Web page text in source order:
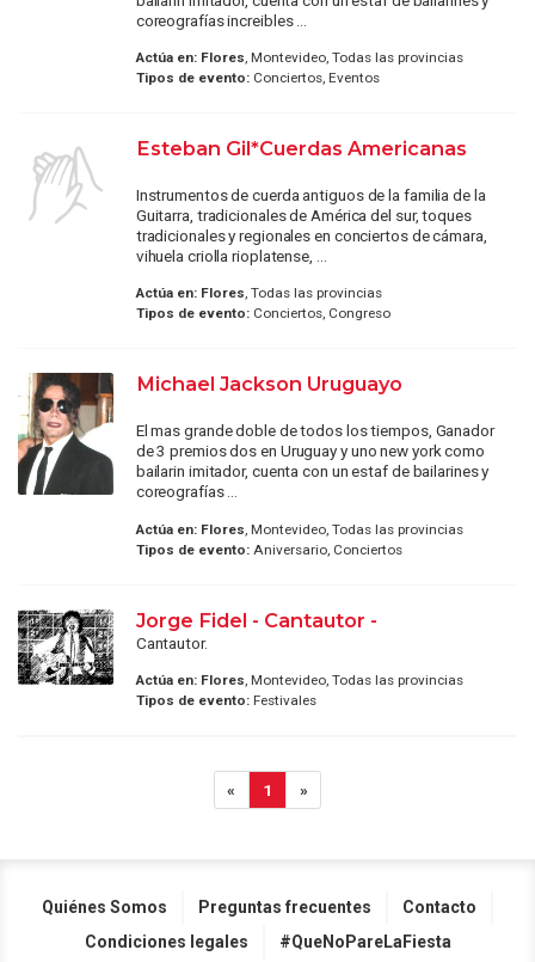
coreografías increibles ...
Actúa en: Flores, Montevideo, Todas las provincias
Tipos de evento:Conciertos, Eventos
Esteban Gil*Cuerdas Americanas
Instrumentos de cuerda antiguos de la familia de la
Guitarra, tradicionales de América del sur, toques
tradicionales y regionales en conciertos de cámara,
vihuela criolla rioplatense, ...
Actúa en: Flores, Todas las provincias
Tipos de evento:Conciertos, Congreso
Michael Jackson Uruguayo
El mas grande doble de todos los tiempos, Ganador
de 3 premios dos en Uruguay y uno new york como
bailarin imitador, cuenta con un estaf de bailarines y
coreografías ...
Actúa en: Flores, Montevideo, Todas las provincias
Tipos de evento:Aniversario, Conciertos
Jorge Fidel - Cantautor -
Cantautor.
Actúa en: Flores, Montevideo, Todas las provincias
Tipos de evento:Festivales
« 1 »
Quiénes Somos Preguntas frecuentes
Contacto
Condiciones legales
#QueNoPareLaFiesta